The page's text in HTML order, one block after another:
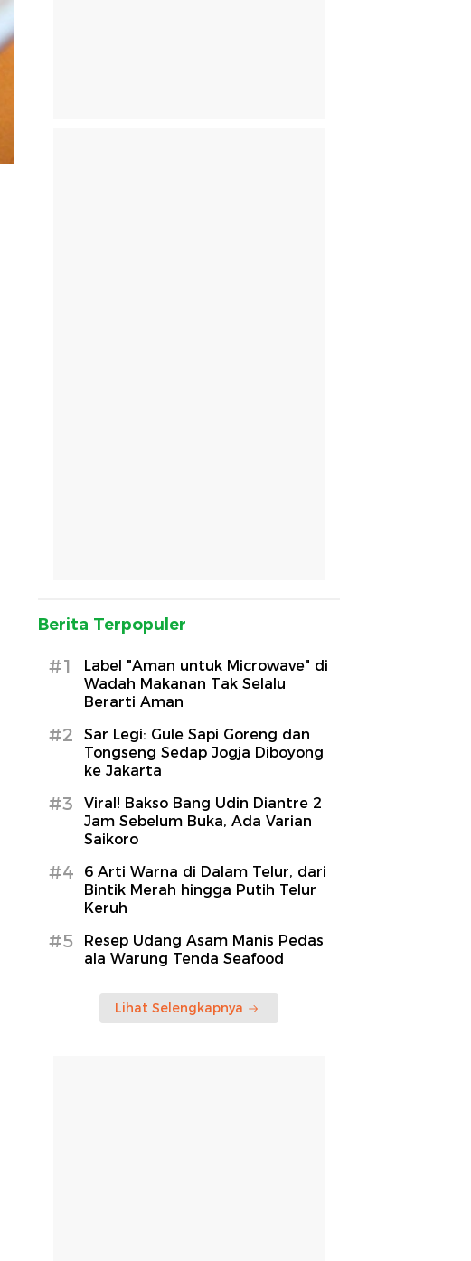
Berita Terpopuler
#1
Label "Aman untuk Microwave" di
Wadah Makanan Tak Selalu
Berarti Aman
#2
Sar Legi: Gule Sapi Goreng dan
Tongseng Sedap Jogja Diboyong
ke Jakarta
#3
Viral! Bakso Bang Udin Diantre 2
Jam Sebelum Buka, Ada Varian
Saikoro
#4
6 Arti Warna di Dalam Telur, dari
Bintik Merah hingga Putih Telur
Keruh
#5
Resep Udang Asam Manis Pedas
ala Warung Tenda Seafood
Lihat Selengkapnya